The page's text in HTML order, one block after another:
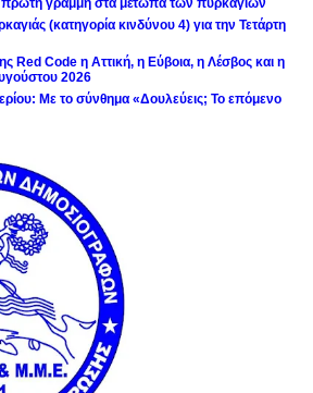
πρώτη γραμμή στα μέτωπα των πυρκαγιών
(κατηγορία κινδύνου 4) για την Τετάρτη
Red Code η Αττική, η Εύβοια, η Λέσβος και η
2026
Με το σύνθημα «Δουλεύεις; Το επόμενο